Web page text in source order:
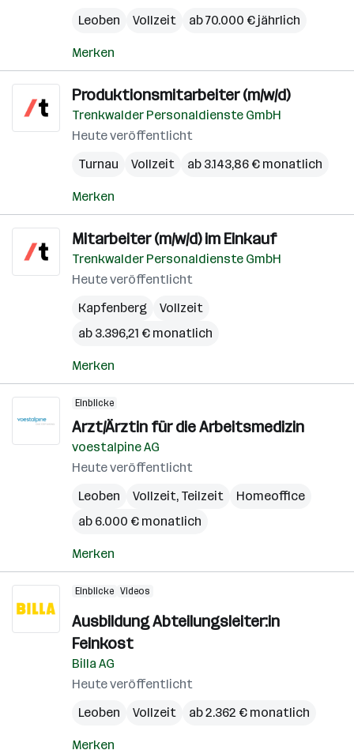
Leoben
Vollzeit ab 70.000 € jährlich
Merken
Produktionsmitarbeiter (m/w/d)
Trenkwalder Personaldienste GmbH
Heute veröffentlicht
Turnau
Vollzeit ab 3.143,86 € monatlich
Merken
Mitarbeiter (m/w/d) im Einkauf
Trenkwalder Personaldienste GmbH
Heute veröffentlicht
Kapfenberg
Vollzeit
ab 3.396,21 € monatlich
Merken
Einblicke
Arzt/Ärztin für die Arbeitsmedizin
voestalpine AG
Heute veröffentlicht
Leoben
Vollzeit, Teilzeit
Homeoffice
ab 6.000 € monatlich
Merken
Einblicke Videos
Ausbildung Abteilungsleiter:in
Feinkost
Billa AG
Heute veröffentlicht
Leoben
Vollzeit ab 2.362 € monatlich
Merken